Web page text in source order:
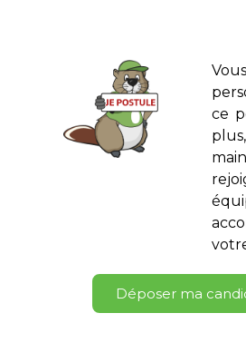
ce
Déposer ma